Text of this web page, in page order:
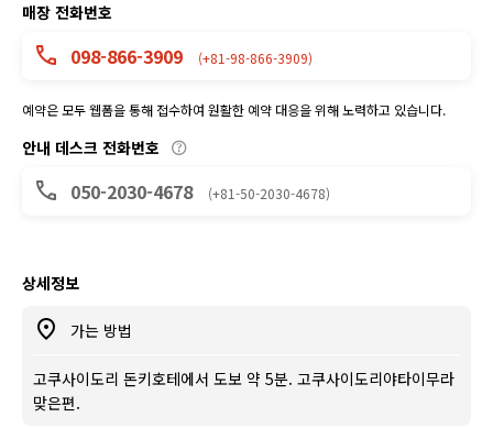
매장 전화번호
098-866-3909 (+81-98-866-3909)
예약은 모두 웹폼을 통해 접수하여 원활한 예약 대응을 위해 노력하고 있습니다.
안내 데스크 전화번호
050-2030-4678 (+81-50-2030-4678)
상세정보
가는 방법
고쿠사이도리 돈키호테에서 도보 약 5분. 고쿠사이도리야타이무라
맞은편.